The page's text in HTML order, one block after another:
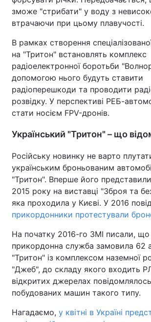
зможе "стрибати" у воду з
втрачаючи при цьому плавучості.
В рамках створення
на "Тритон" встановлять комплекс
радіоелектронної боротьби
допомогою нього будуть ставити
радіоперешкоди та проводити
розвідку. У перспективі РЕБ-
стати носієм FPV-дронів.
Український "Тритон" – що
Російську новинку не варто
українським броньованим
"Тритон". Вперше його
2015 року на виставці "Зброя та
яка проходила у Києві. У 2016
прикордонники протестували
На початку 2016-го ЗМІ писали,
прикордонна служба замовила 62
"Тритон" із комплексом наземної
"Джеб", до складу якого входить
відкритих джерелах
побудованих машин такого типу.
Нагадаємо, у квітні в Україні